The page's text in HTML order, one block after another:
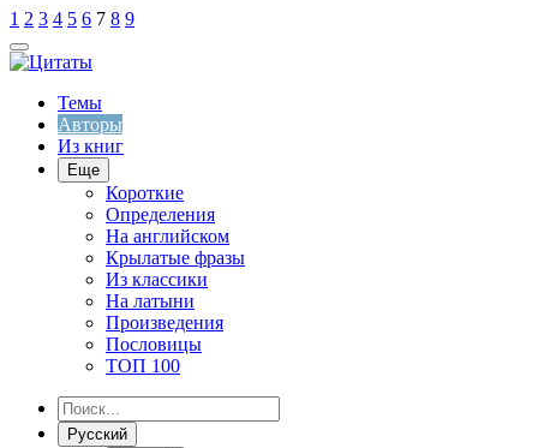
1 2 3 4 5 6 7 8 9
Темы
Авторы
Из книг
Еще
Короткие
Определения
На английском
Крылатые фразы
Из классики
На латыни
Произведения
Пословицы
ТОП 100
Русский